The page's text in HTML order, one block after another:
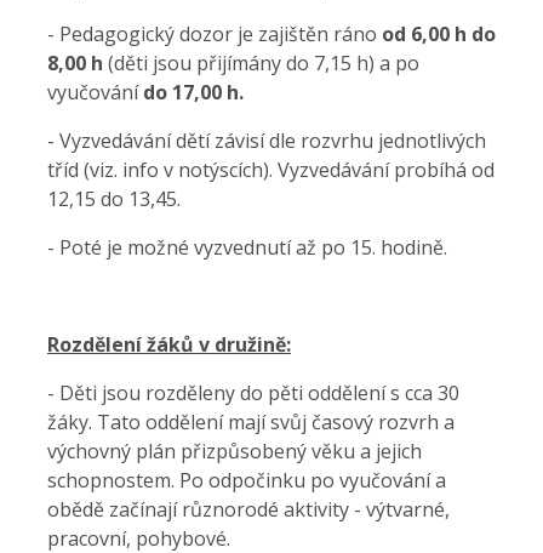
- Pedagogický dozor je zajištěn ráno od 6,00 h do
8,00 h (děti jsou přijímány do 7,15 h) a po
vyučovánído 17,00 h.
- Vyzvedávání dětí závisí dle rozvrhu jednotlivých
tříd (viz. info v notýscích). Vyzvedávání probíhá od
12,15 do 13,45.
- Poté je možné vyzvednutí až po 15. hodině.
Rozdělení žáků v družině:
- Děti jsou rozděleny do pěti oddělení s cca 30
žáky. Tato oddělení mají svůj časový rozvrh a
výchovný plán přizpůsobený věku a jejich
schopnostem. Po odpočinku po vyučování a
obědě začínají různorodé aktivity - výtvarné,
pracovní, pohybové.